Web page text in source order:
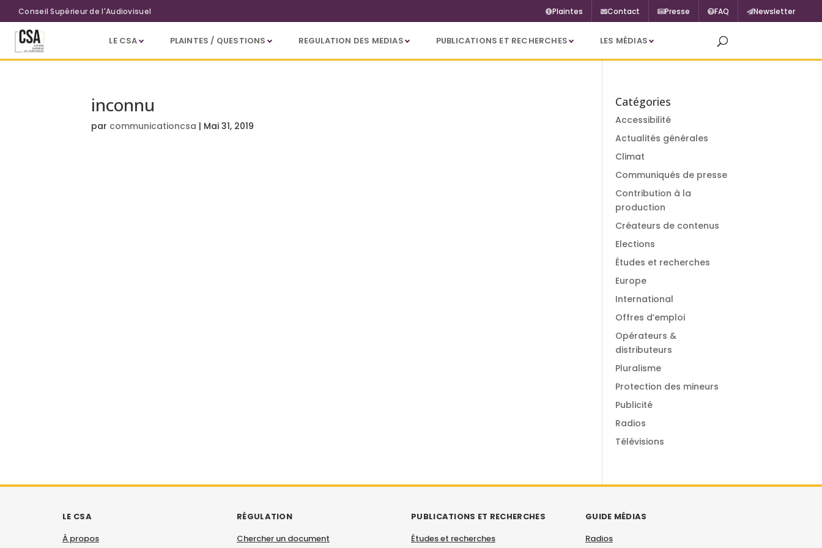
Aller au contenu principal
Conseil Supérieur de l'Audiovisuel Plaintes Contact Presse FAQ Newsletter
LE CSA PLAINTES / QUESTIONS REGULATION DES MEDIAS PUBLICATIONS ET RECHERCHES LES MÉDIAS
inconnu
par communicationcsa | Mai 31, 2019
Catégories
Accessibilité
Actualités générales
Climat
Communiqués de presse
Contribution à la
production
Créateurs de contenus
Elections
Études et recherches
Europe
International
Offres d’emploi
Opérateurs &
distributeurs
Pluralisme
Protection des mineurs
Publicité
Radios
Télévisions
LE CSA
À propos
RÉGULATION
Chercher un document
PUBLICATIONS ET RECHERCHES
Études et recherches
GUIDE MÉDIAS
Radios